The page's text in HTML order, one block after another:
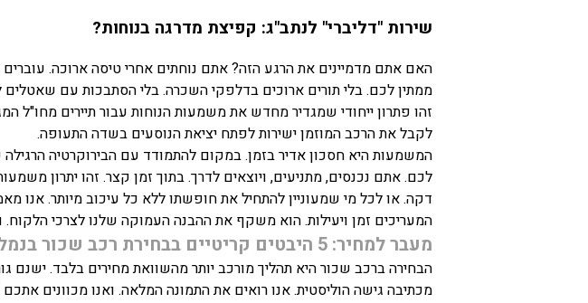
שירות "דליברי" לנתב"ג: קפיצת מדרגה בנוחות?
האם אתם מדמיינים את הרגע הזה? אתם נוחתים אחרי טיסה ארוכה.
ממתין לכם. בלי תורים ארוכים בדלפקי השכרה. בלי הסתבכות עם שאטלים
זהו פתרון ייחודי שמגדיר מחדש את משמעות הנוחות עבור תיירים
לקבל את הרכב המוזמן ישירות לפתח יציאת הנוסעים בשדה התעופה.
המשמעות היא חסכון אדיר בזמן. במקום להתמודד עם הבירוקרטיה
לכם. אתם נכנסים, מתניעים, ויוצאים לדרך. בתוך זמן קצר. זהו יתרון
דקה. או לכל מי שמעוניין להתחיל את חופשתו ללא כל עיכוב מיותר. אנו
המעריכים זמן ויעילות. הוא משקף את ההבנה העמוקה שלנו לצרכי
מעבר למחיר: 5 היבטים קריטיים בבחירת רכב שכור בנמל התעופה
הבחירה ברכב שכור היא תהליך מורכב יותר מהשוואת מחירים בלבד. ישנם
מכתיבה גישה הוליסטית. אנו רואים את התמונה המלאה. ואנו מכוונים